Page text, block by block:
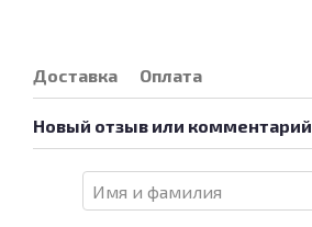
Доставка Оплата
Новый отзыв или комментарий